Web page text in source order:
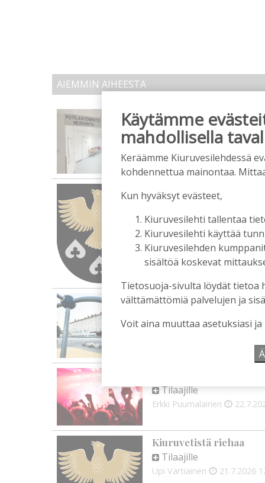
AIEMMIN AIHEESTA
Onko Helsinki koko
Tilaajille
Vilho Ruotsalainen
Kunta on
Tilaajille
Suvi Louhelainen
Koulun historia
Vilho Ruotsalainen
Tilaajille
Erkki Puumalainen
Kiuruvetistä riehaa
Tilaajille
Upi Vartiainen 21.7.2026
Käytämme
mahdollisella
Keräämme Kiuruvesilehdessä
kohdennettua mainontaa.
Kun hyväksyt evästeet,
Kiuruvesilehti tallentaa
Kiuruvesilehti käyttää
Kiuruvesilehden
sisältöä koskevat
Tietosuoja-sivulta löydät tietoa
välttämättömiä palvelujen ja
Voit aina muuttaa asetuksiasi